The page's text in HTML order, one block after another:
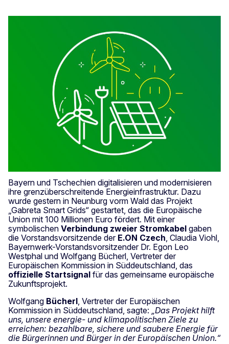
Bayern und Tschechien digitalisieren und modernisieren
ihre grenzüberschreitende Energieinfrastruktur. Dazu
wurde gestern in Neunburg vorm Wald das Projekt
„Gabreta Smart Grids“ gestartet, das die Europäische
Union mit 100 Millionen Euro fördert. Mit einer
symbolischen Verbindung zweier Stromkabel gaben
die Vorstandsvorsitzende der E.ON Czech, Claudia Viohl,
Bayernwerk-Vorstandsvorsitzender Dr. Egon Leo
Westphal und Wolfgang Bücherl, Vertreter der
Europäischen Kommission in Süddeutschland, das
offizielle Startsignal für das gemeinsame europäische
Zukunftsprojekt.
Wolfgang Bücherl, Vertreter der Europäischen
Kommission in Süddeutschland, sagte: „Das Projekt hilft
uns, unsere energie- und klimapolitischen Ziele zu
erreichen: bezahlbare, sichere und saubere Energie für
die Bürgerinnen und Bürger in der Europäischen Union.“